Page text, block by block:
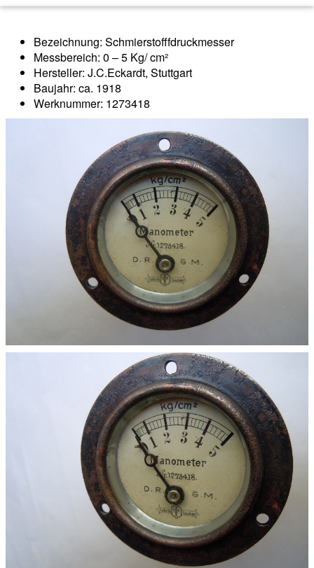
Bezeichnung: Schmierstofffdruckmesser
Messbereich: 0 – 5 Kg/ cm²
Hersteller: J.C.Eckardt, Stuttgart
Baujahr: ca. 1918
Werknummer: 1273418